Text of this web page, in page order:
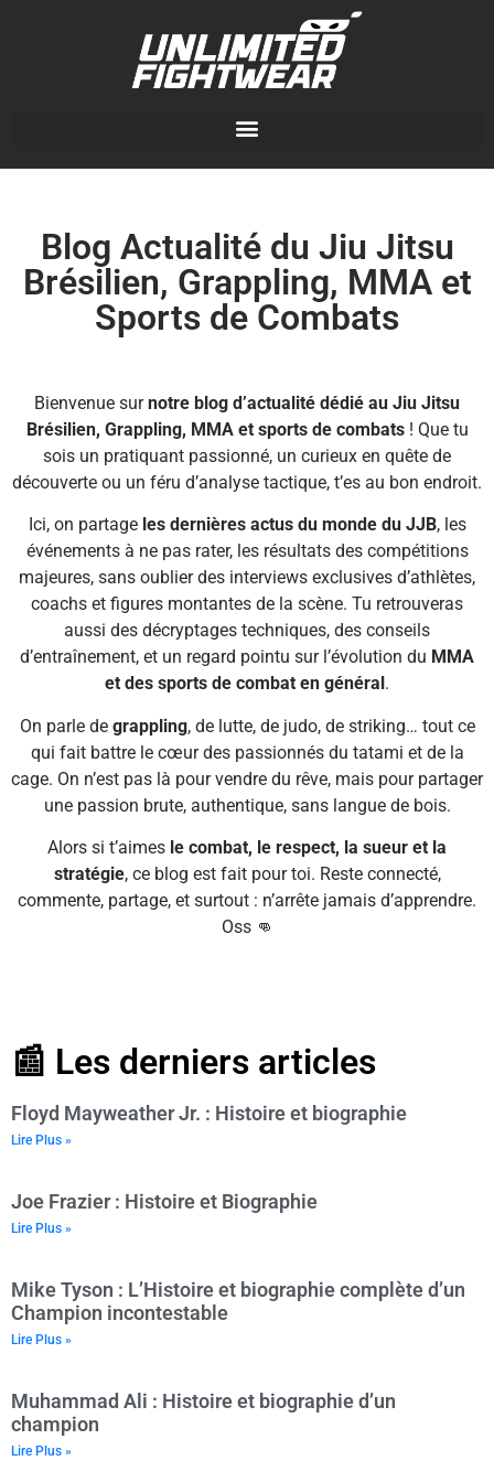
Blog Actualité du Jiu Jitsu
Brésilien, Grappling, MMA et
Sports de Combats
Bienvenue surnotre blog d’actualité dédié au Jiu Jitsu
Brésilien, Grappling, MMA et sports de combats! Que tu
sois un pratiquant passionné, un curieux en quête de
découverte ou un féru d’analyse tactique, t’es au bon endroit.
Ici, on partage les dernières actus du monde du JJB, les
événements à ne pas rater, les résultats des compétitions
majeures, sans oublier des interviews exclusives d’athlètes,
coachs et figures montantes de la scène. Tu retrouveras
aussi des décryptages techniques, des conseils
d’entraînement, et un regard pointu sur l’évolution du MMA
et des sports de combat en général .
On parle de grappling, de lutte, de judo, de striking… tout ce
qui fait battre le cœur des passionnés du tatami et de la
cage. On n’est pas là pour vendre du rêve, mais pour partager
une passion brute, authentique, sans langue de bois.
Alors si t’aimes le combat, le respect, la sueur et la
stratégie, ce blog est fait pour toi. Reste connecté,
commente, partage, et surtout : n’arrête jamais d’apprendre.
Oss 👊
📰 Les derniers articles
Floyd Mayweather Jr. : Histoire et biographie
Lire Plus »
Joe Frazier : Histoire et Biographie
Lire Plus »
Mike Tyson : L’Histoire et biographie complète d’un
Champion incontestable
Lire Plus »
Muhammad Ali : Histoire et biographie d’un
champion
Lire Plus »